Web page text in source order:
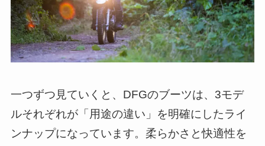
一つずつ見ていくと、DFGのブーツは、3モデ
ルそれぞれが「用途の違い」を明確にしたライ
ンナップになっています。柔らかさと快適性を